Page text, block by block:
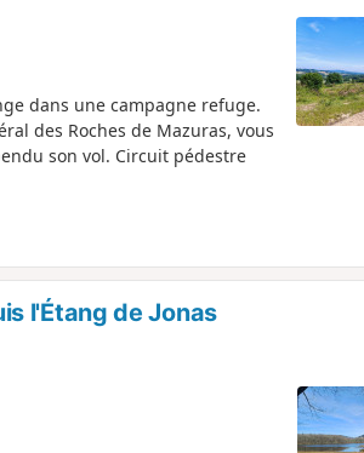
dans une campagne refuge.
des Roches de Mazuras, vous
son vol. Circuit pédestre
l'Étang de Jonas